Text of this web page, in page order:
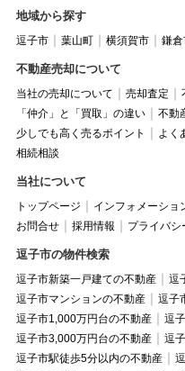
地域から探す
逗子市 葉山町 横須賀市 鎌
不動産売却について
当社の売却について 売却査定
「仲介」と「買取」の違い
不動
少しでも高く売るポイント
よく
相続相談
当社について
トップページ インフォメーショ
お問合せ
採用情報 プライバシ
逗子市の物件検索
逗子市新築一戸建ての不動産
逗
逗子市マンションの不動産
逗子
逗子市1,000万円台の不動産
逗
逗子市3,000万円台の不動産
逗
逗子市駅徒歩5分以内の不動産